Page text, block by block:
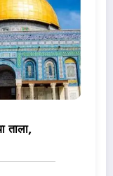
ताला,